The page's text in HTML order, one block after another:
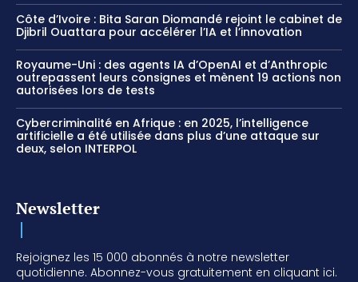
Côte d’Ivoire : Bita Saran Diomandé rejoint le cabinet de
Djibril Ouattara pour accélérer l’IA et l’innovation
Royaume-Uni : des agents IA d’OpenAI et d’Anthropic
outrepassent leurs consignes et mènent 19 actions non
autorisées lors de tests
Cybercriminalité en Afrique : en 2025, l’intelligence
artificielle a été utilisée dans plus d’une attaque sur
deux, selon INTERPOL
Newsletter
Rejoignez les 15 000 abonnés à notre newsletter
quotidienne. Abonnez-vous gratuitement en cliquant ici.